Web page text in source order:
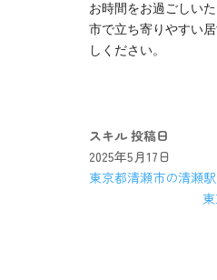
お時間をお過ごしい
市で立ち寄りやすい
しください。
スキル 投稿日
2025年5月17日
東京都清瀬市の清瀬